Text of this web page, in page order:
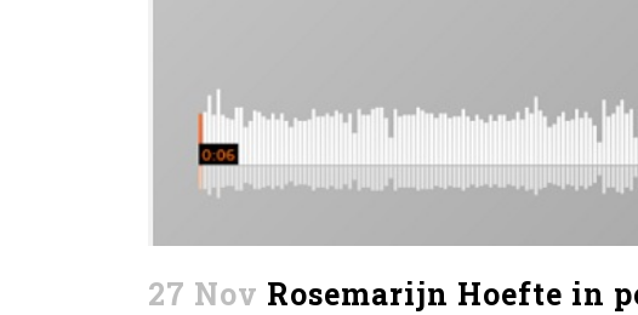
27 Nov Rosemarijn Hoefte in